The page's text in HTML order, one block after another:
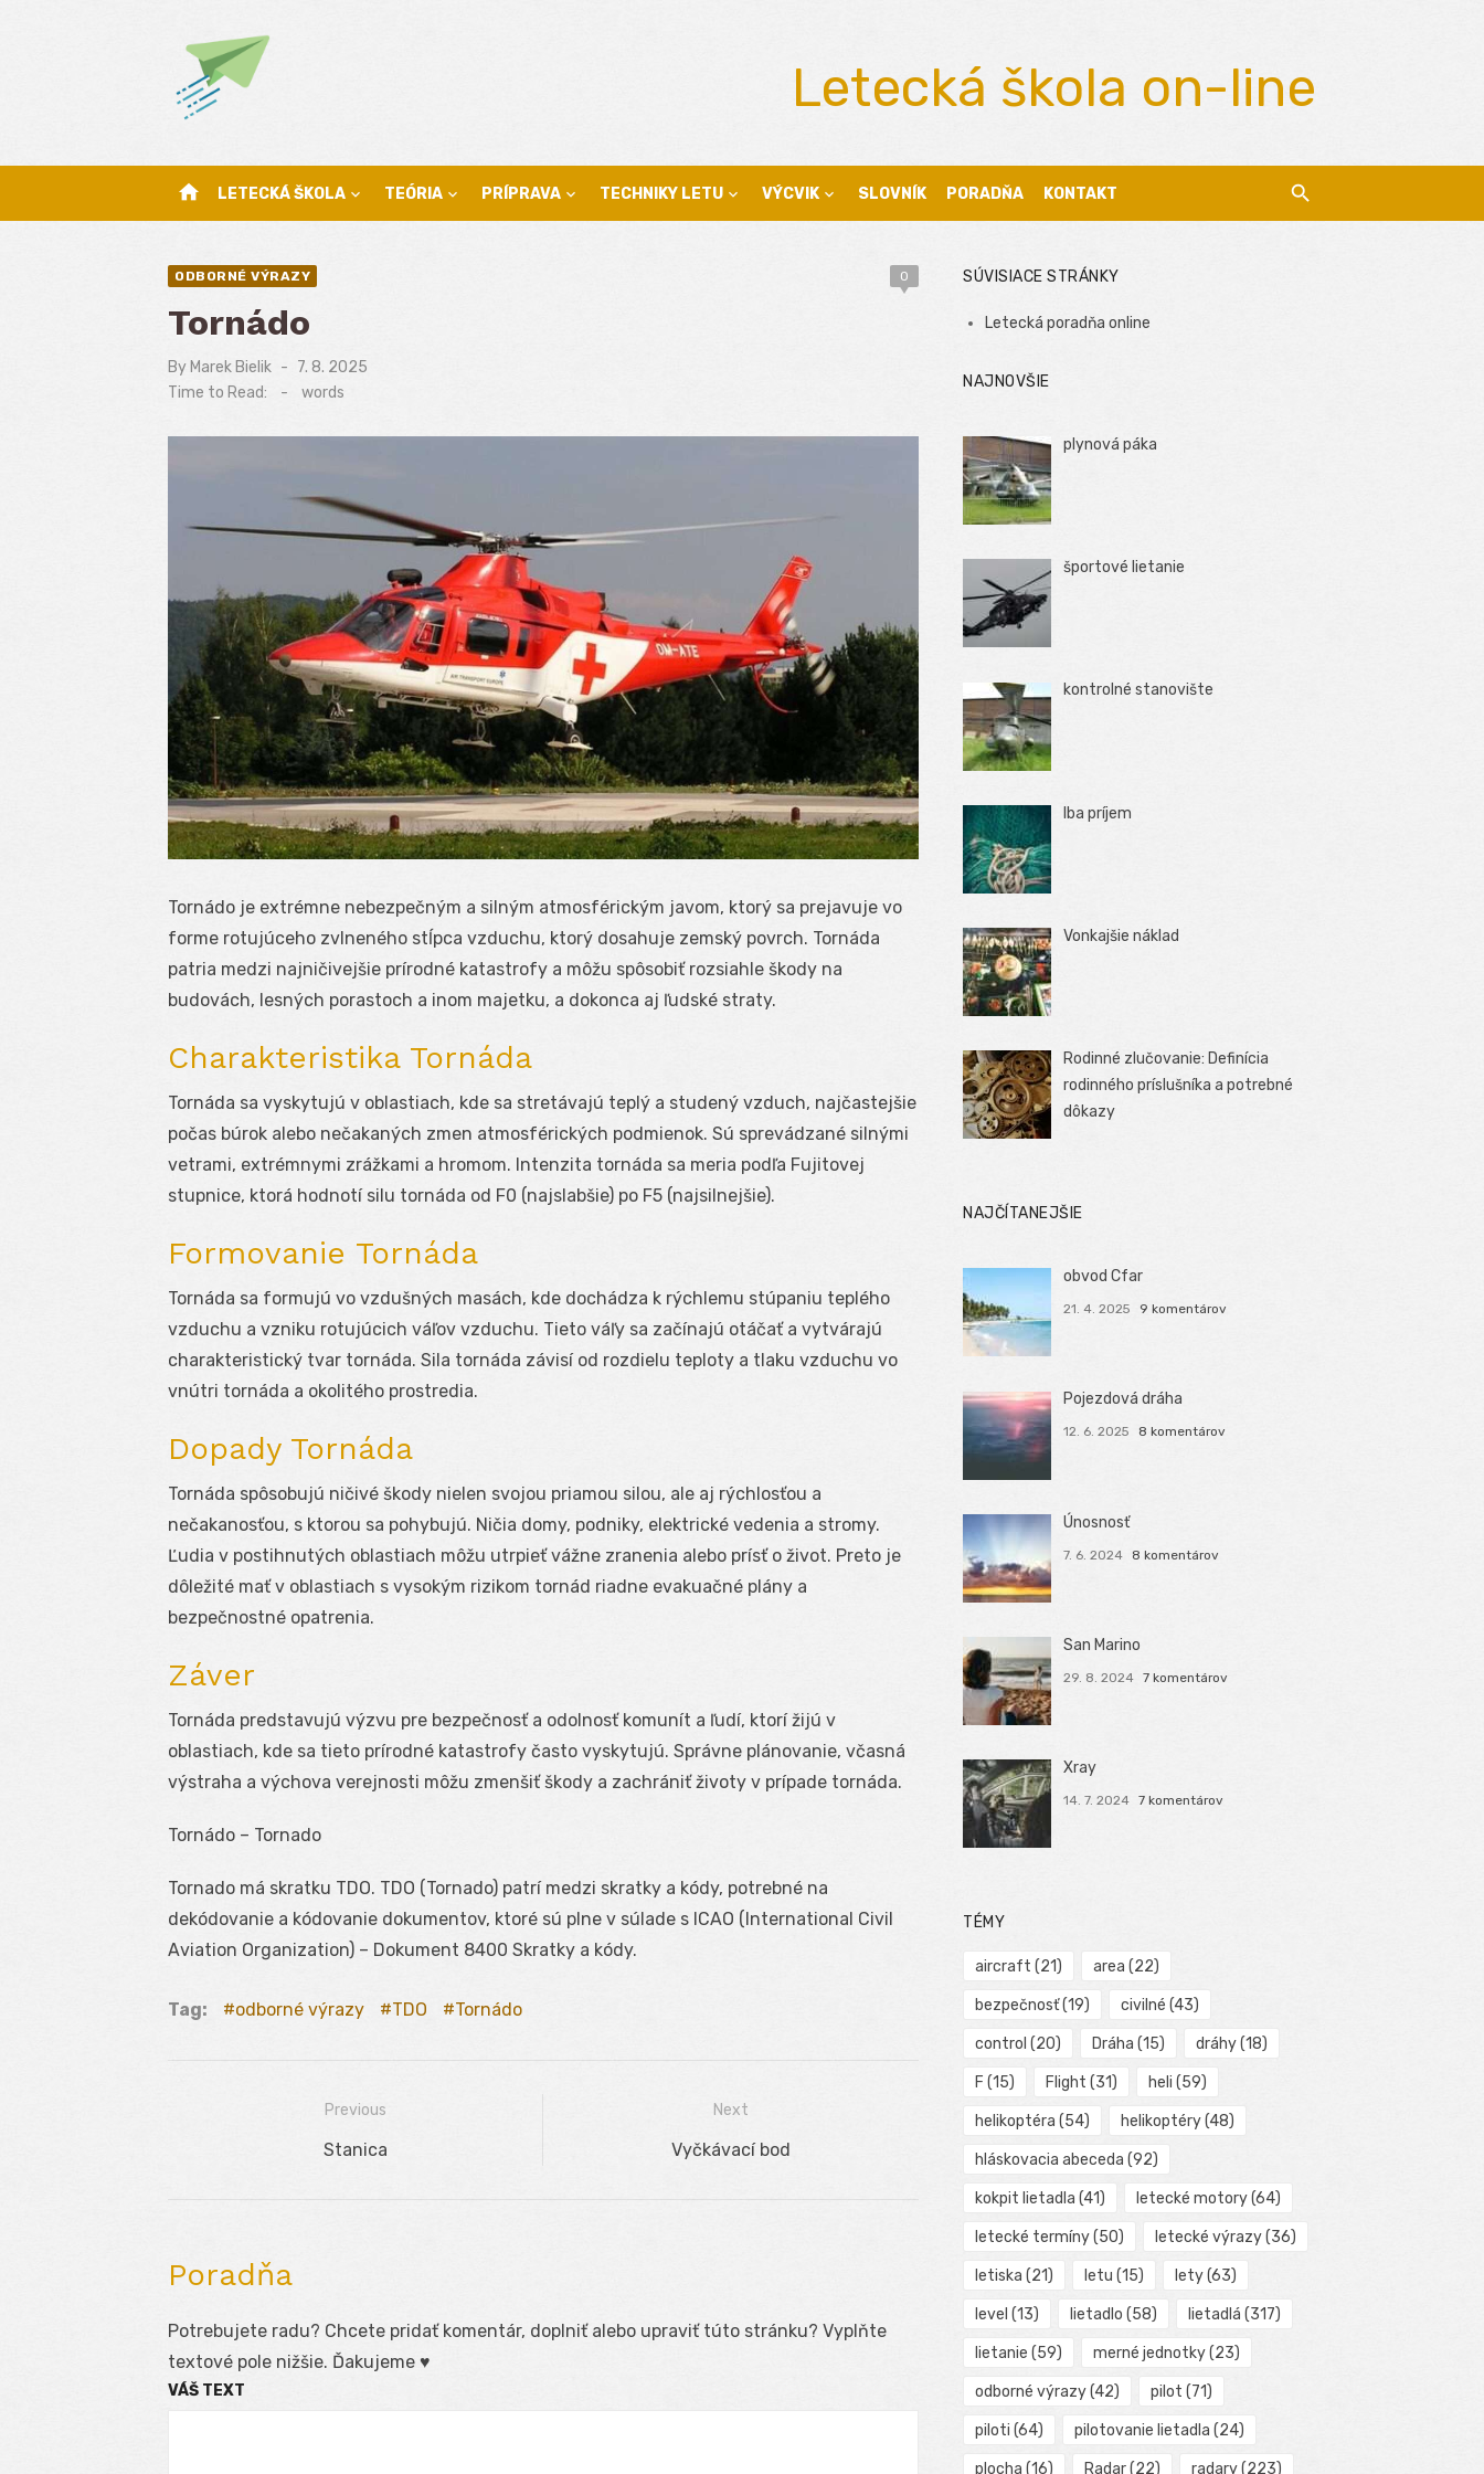
Letecká škola on-line
home LETECKÁ ŠKOLA TEÓRIA PRÍPRAVA TECHNIKY LETU VÝCVIK SLOVNÍK PORADŇA KONTAKT
ODBORNÉ VÝRAZY 0
Tornádo
By Marek Bielik
Posted
on
7. 8. 2025
Time to Read:
- words
Tornádo je extrémne nebezpečným a silným atmosférickým javom, ktorý sa prejavuje vo
forme rotujúceho zvlneného stĺpca vzduchu, ktorý dosahuje zemský povrch. Tornáda
patria medzi najničivejšie prírodné katastrofy a môžu spôsobiť rozsiahle škody na
budovách, lesných porastoch a inom majetku, a dokonca aj ľudské straty.
Charakteristika Tornáda
Tornáda sa vyskytujú v oblastiach, kde sa stretávajú teplý a studený vzduch, najčastejšie
počas búrok alebo nečakaných zmen atmosférických podmienok. Sú sprevádzané silnými
vetrami, extrémnymi zrážkami a hromom. Intenzita tornáda sa meria podľa Fujitovej
stupnice, ktorá hodnotí silu tornáda od F0 (najslabšie) po F5 (najsilnejšie).
Formovanie Tornáda
Tornáda sa formujú vo vzdušných masách, kde dochádza k rýchlemu stúpaniu teplého
vzduchu a vzniku rotujúcich váľov vzduchu. Tieto váľy sa začínajú otáčať a vytvárajú
charakteristický tvar tornáda. Sila tornáda závisí od rozdielu teploty a tlaku vzduchu vo
vnútri tornáda a okolitého prostredia.
Dopady Tornáda
Tornáda spôsobujú ničivé škody nielen svojou priamou silou, ale aj rýchlosťou a
nečakanosťou, s ktorou sa pohybujú. Ničia domy, podniky, elektrické vedenia a stromy.
Ľudia v postihnutých oblastiach môžu utrpieť vážne zranenia alebo prísť o život. Preto je
dôležité mať v oblastiach s vysokým rizikom tornád riadne evakuačné plány a
bezpečnostné opatrenia.
Záver
Tornáda predstavujú výzvu pre bezpečnosť a odolnosť komunít a ľudí, ktorí žijú v
oblastiach, kde sa tieto prírodné katastrofy často vyskytujú. Správne plánovanie, včasná
výstraha a výchova verejnosti môžu zmenšiť škody a zachrániť životy v prípade tornáda.
Tornádo – Tornado
Tornado má skratku TDO. TDO (Tornado) patrí medzi skratky a kódy, potrebné na
dekódovanie a kódovanie dokumentov, ktoré sú plne v súlade s ICAO (International Civil
Aviation Organization) – Dokument 8400 Skratky a kódy.
Tag: odborné výrazy TDO Tornádo
Previous
Previous
Stanica
Next
Next
Vyčkávací bod
Poradňa
Potrebujete radu? Chcete pridať komentár, doplniť alebo upraviť túto stránku? Vyplňte
textové pole nižšie. Ďakujeme ♥
VÁŠ TEXT
SÚVISIACE STRÁNKY
Letecká poradňa online
NAJNOVŠIE
plynová páka
športové lietanie
kontrolné stanovište
Iba príjem
Vonkajšie náklad
Rodinné zlučovanie: Definícia
rodinného príslušníka a potrebné
dôkazy
NAJČÍTANEJŠIE
obvod Cfar
21. 4. 2025 9 komentárov
Pojezdová dráha
12. 6. 2025 8 komentárov
Únosnosť
7. 6. 2024 8 komentárov
San Marino
29. 8. 2024 7 komentárov
Xray
14. 7. 2024 7 komentárov
TÉMY
aircraft (21) area (22)
bezpečnosť(19) civilné (43)
control (20) Dráha (15) dráhy(18)
F (15) Flight (31) heli (59)
helikoptéra (54) helikoptéry(48)
hláskovacia abeceda (92)
kokpit lietadla (41) letecké motory(64)
letecké termíny(50) letecké výrazy(36)
letiska (21) letu (15) lety(63)
level (13) lietadlo (58) lietadlá (317)
lietanie (59) merné jednotky(23)
odborné výrazy(42) pilot (71)
piloti (64) pilotovanie lietadla (24)
plocha (16) Radar(22) radary(223)